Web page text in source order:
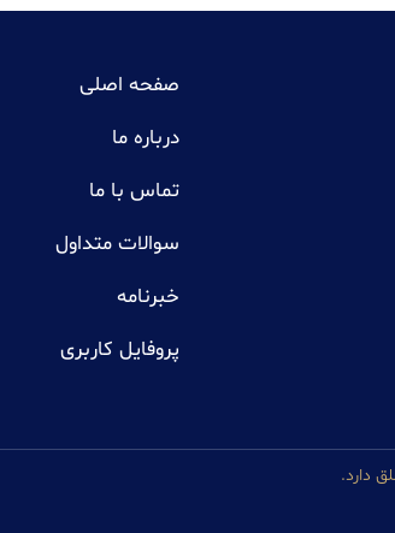
صفحه اصلی
درباره ما
تماس با ما
سوالات متداول
خبرنامه
پروفایل کاربری